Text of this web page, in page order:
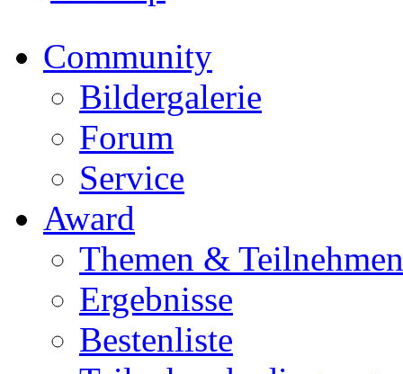
Community
Bildergalerie
Forum
Service
Award
Themen & Teilnehmen
Ergebnisse
Bestenliste